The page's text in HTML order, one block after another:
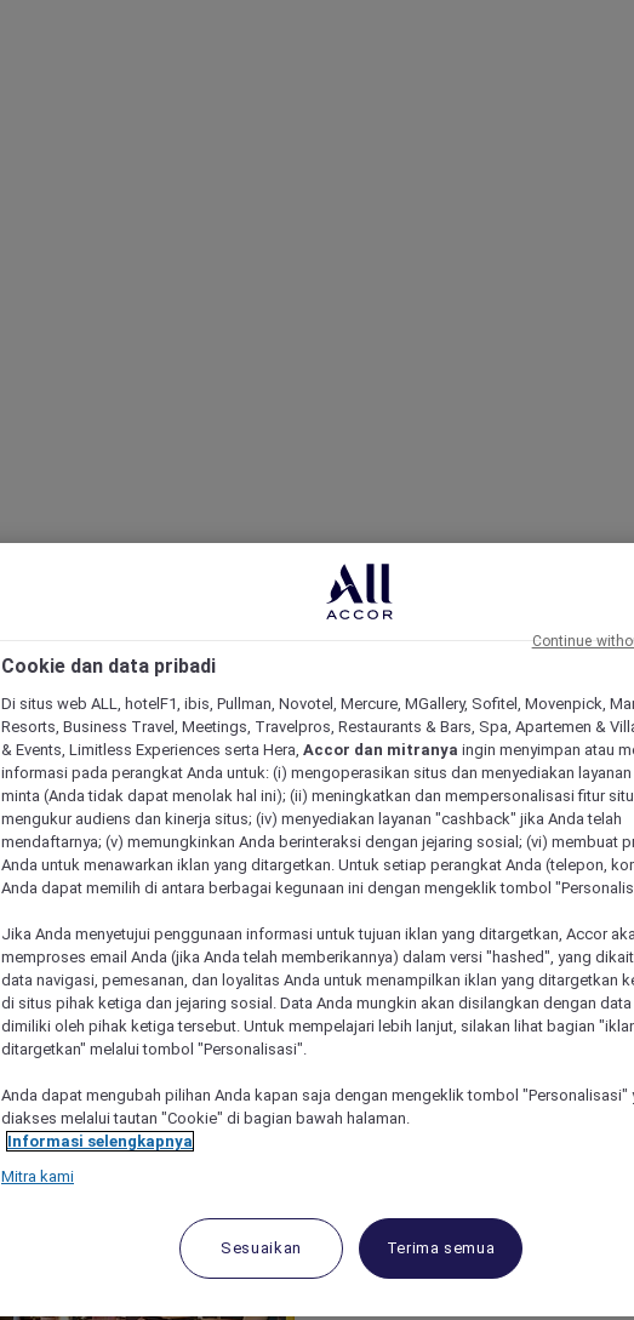
Cookie dan data pribadi
Di situs web ALL, hotelF1, ibis, Pullman, Novotel, Mercure, MGallery, Sofitel, Movenpick,
Resorts, Business Travel, Meetings, Travelpros, Restaurants & Bars, Spa, Apartemen &
& Events, Limitless Experiences serta Hera, Accor dan mitranya ingin menyimpan atau
informasi pada perangkat Anda untuk: (i) mengoperasikan situs dan menyediakan layanan
minta (Anda tidak dapat menolak hal ini); (ii) meningkatkan dan mempersonalisasi fitur
mengukur audiens dan kinerja situs; (iv) menyediakan layanan "cashback" jika Anda telah
mendaftarnya; (v) memungkinkan Anda berinteraksi dengan jejaring sosial; (vi) membuat
Anda untuk menawarkan iklan yang ditargetkan. Untuk setiap perangkat Anda (telepon,
Anda dapat memilih di antara berbagai kegunaan ini dengan mengeklik tombol
Jika Anda menyetujui penggunaan informasi untuk tujuan iklan yang ditargetkan, Accor
memproses email Anda (jika Anda telah memberikannya) dalam versi "hashed", yang
data navigasi, pemesanan, dan loyalitas Anda untuk menampilkan iklan yang ditargetkan
di situs pihak ketiga dan jejaring sosial. Data Anda mungkin akan disilangkan dengan data
dimiliki oleh pihak ketiga tersebut. Untuk mempelajari lebih lanjut, silakan lihat bagian
ditargetkan" melalui tombol "Personalisasi".
Anda dapat mengubah pilihan Anda kapan saja dengan mengeklik tombol "Personalisasi"
diakses melalui tautan "Cookie" di bagian bawah halaman.
Informasi selengkapnya
Mitra kami
Sesuaikan Terima semua
Continue